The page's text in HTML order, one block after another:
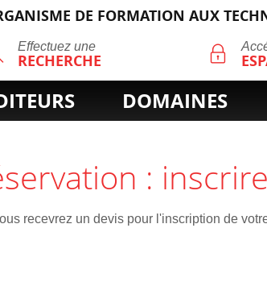
DE FORMATION AUX
Effectuez une
RECHERCHE
RECHERCHE
DOMAINES
:
recevrez un devis pour l'inscription de